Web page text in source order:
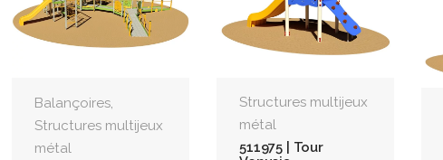
Balançoires,
Structures multijeux
métal
Structures multijeux
métal
511975 | Tour